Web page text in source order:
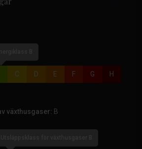
C D E F G H
växthusgaser: B